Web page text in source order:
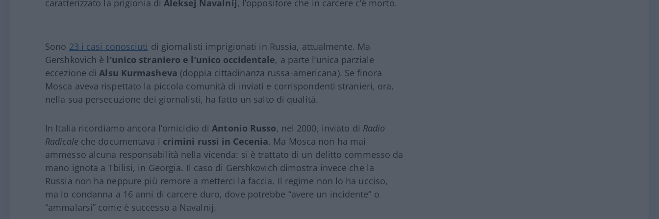
caratterizzato la prigionia diAleksej Navalnij, l’oppositore che in carcere c’è morto.
Sono 23 i casi conosciuti di giornalisti imprigionati in Russia, attualmente. Ma
Gershkovich è l’unico straniero e l’unico occidentale, a parte l’unica parziale
eccezione diAlsu Kurmasheva (doppia cittadinanza russa-americana). Se finora
Mosca aveva rispettato la piccola comunità di inviati e corrispondenti stranieri, ora,
nella sua persecuzione dei giornalisti, ha fatto un salto di qualità.
In Italia ricordiamo ancora l’omicidio diAntonio Russo, nel 2000, inviato di Radio
Radicale che documentava i crimini russi in Cecenia. Ma Mosca non ha mai
ammesso alcuna responsabilità nella vicenda: si è trattato di un delitto commesso da
mano ignota a Tbilisi, in Georgia. Il caso di Gershkovich dimostra invece che la
Russia non ha neppure più remore a metterci la faccia. Il regime non lo ha ucciso,
ma lo condanna a 16 anni di carcere duro, dove potrebbe “avere un incidente” o
“ammalarsi” come è successo a Navalnij.